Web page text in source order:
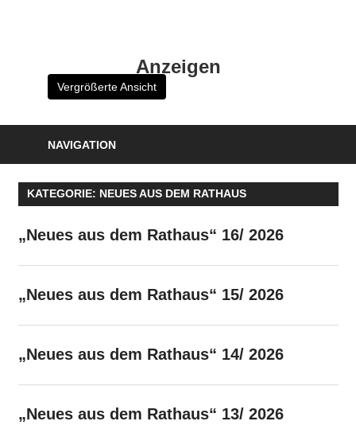
Anzeigen
Vergrößerte Ansicht
NAVIGATION
KATEGORIE: NEUES AUS DEM RATHAUS
„Neues aus dem Rathaus“ 16/ 2026
„Neues aus dem Rathaus“ 15/ 2026
„Neues aus dem Rathaus“ 14/ 2026
„Neues aus dem Rathaus“ 13/ 2026